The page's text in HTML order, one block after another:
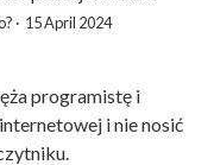
· 15 April 2024
programistę i
i nie nosić